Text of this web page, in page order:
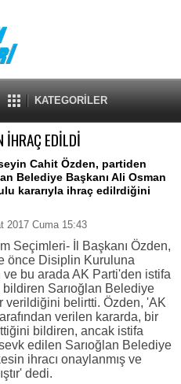
KATEGORİLER
İHRAÇ EDİLDİ
Cahit Özden, partiden
Belediye Başkanı Ali Osman
kararıyla ihraç edilrdiğini
2017 Cuma 15:43
Seçimleri- İl Başkanı Özden,
önce Disiplin Kuruluna
ve bu arada AK Parti'den istifa
Sarıoğlan Belediye
verildiğini belirtti. Özden, 'AK
verilen kararda, bir
bildiren, ancak istifa
edilen Sarıoğlan Belediye
ihracı onaylanmış ve
dedi.